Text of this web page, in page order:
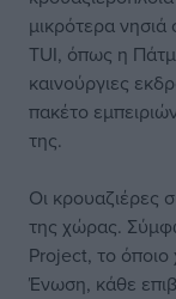
μικρότερα
TUI, όπως η
καινούργιες
πακέτο
της.
Οι κρουαζιέρες
της χώρας.
Project, το όποιο
Ένωση, κάθε